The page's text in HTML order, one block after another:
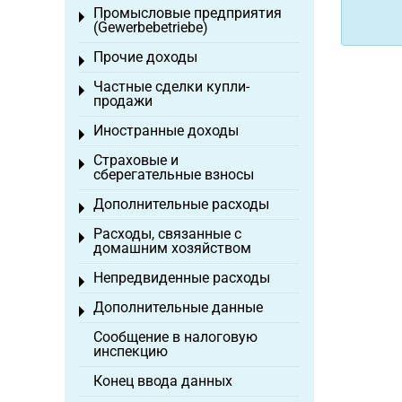
Промысловые предприятия
(Gewerbebetriebe)
Toggle menu
Прочие доходы
Toggle menu
Частные сделки купли-
продажи
Toggle menu
Иностранные доходы
Toggle menu
Страховые и
сберегательные взносы
Toggle menu
Дополнительные расходы
Toggle menu
Расходы, связанные с
домашним хозяйством
Toggle menu
Непредвиденные расходы
Toggle menu
Дополнительные данные
Toggle menu
Сообщение в налоговую
инспекцию
Конец ввода данных